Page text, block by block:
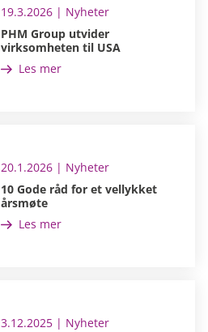
19.3.2026 | Nyheter
PHM Group utvider
virksomheten til USA
Les mer
20.1.2026 | Nyheter
10 Gode råd for et vellykket
årsmøte
Les mer
3.12.2025 | Nyheter